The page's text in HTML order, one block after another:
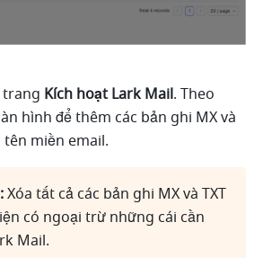
trang Kích hoạt Lark Mail. Theo
hình để thêm các bản ghi MX và
tên miền email.
Xóa tất cả các bản ghi MX và TXT
có ngoại trừ những cái cần
Mail.